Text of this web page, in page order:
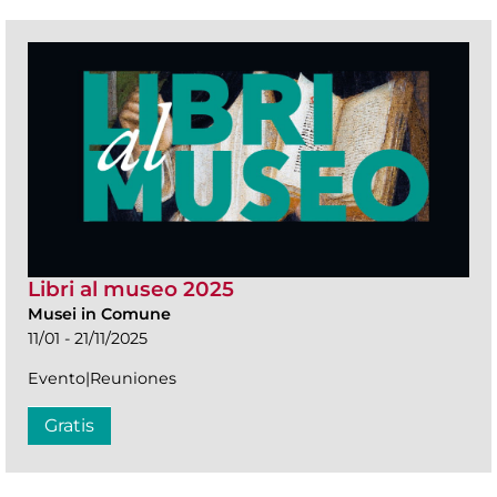
Libri al museo 2025
Musei in Comune
11/01 - 21/11/2025
Evento|Reuniones
Gratis